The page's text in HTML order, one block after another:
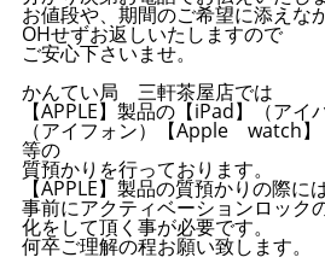
お値段や、期間のご希望に添えな
OHせずお返しいたしますので
ご安心下さいませ。
かんてい局 三軒茶屋店では
【APPLE】製品の【iPad】（アイ
（アイフォン）【Apple watch】
等の
質預かりを行っております。
【APPLE】製品の質預かりの際に
事前にアクティベーションロック
化をして頂く事が必要です。
何卒ご理解の程お願い致します。